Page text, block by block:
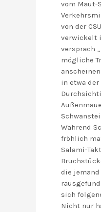
vom Maut-
von der
verwickelt
versprach
mögliche
in etwa der
Während
fröhlich
Salami-
die
sich
Nicht nur